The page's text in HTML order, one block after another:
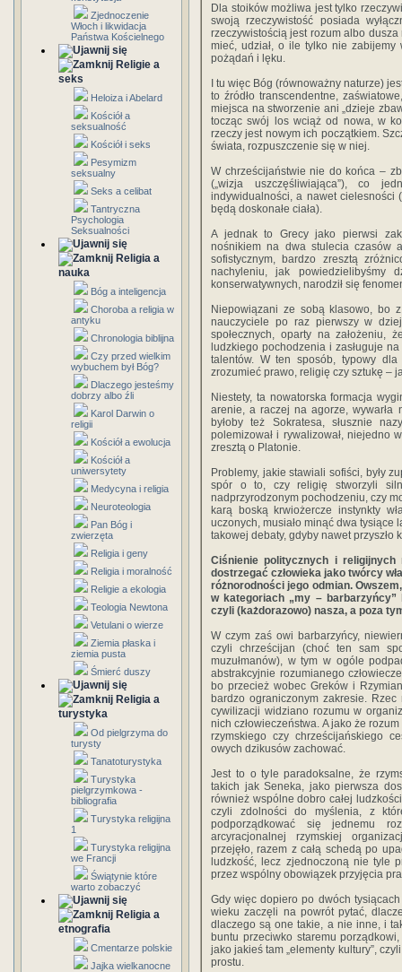
Zjednoczenie
Włoch i likwidacja
Państwa Kościelnego
Religie a
seks
Heloiza i Abelard
Kościół a
seksualność
Kościół i seks
Pesymizm
seksualny
Seks a celibat
Tantryczna
Psychologia
Seksualności
Religia a
nauka
Bóg a inteligencja
Choroba a religia w
antyku
Chronologia biblijna
Czy przed wielkim
wybuchem był Bóg?
Dlaczego jesteśmy
dobrzy albo źli
Karol Darwin o
religii
Kościół a ewolucja
Kościół a
uniwersytety
Medycyna i religia
Neuroteologia
Pan Bóg i
zwierzęta
Religia i geny
Religia i moralność
Religie a ekologia
Teologia Newtona
Vetulani o wierze
Ziemia płaska i
ziemia pusta
Śmierć duszy
Religia a
turystyka
Od pielgrzyma do
turysty
Tanatoturystyka
Turystyka
pielgrzymkowa -
bibliografia
Turystyka religijna
1
Turystyka religijna
we Francji
Świątynie które
warto zobaczyć
Religia a
etnografia
Cmentarze polskie
Jajka wielkanocne
Dla stoików możliwa jest tylko
swoją rzeczywistość posiada
rzeczywistością jest rozum albo
mieć, udział, o ile tylko nie
pożądań i lęku.
I tu więc Bóg (równoważny naturze)
to źródło transcendentne,
miejsca na stworzenie ani „dzieje
tocząc swój los wciąż od nowa, w
rzeczy jest nowym ich początkiem.
świata, rozpuszczenie się w niej.
W chrześcijaństwie nie do końca –
(„wizja uszczęśliwiająca”), co
indywidualności, a nawet cielesności
będą doskonałe ciała).
A jednak to Grecy jako pierwsi
nośnikiem na dwa stulecia czasów
sofistycznym, bardzo zresztą
nachyleniu, jak powiedzielibyśmy
konserwatywnych, narodził się
Niepowiązani ze sobą klasowo, bo
nauczyciele po raz pierwszy w
społecznych, oparty na założeniu,
ludzkiego pochodzenia i zasługuje
talentów. W ten sposób, typowy
zrozumieć prawo, religię czy sztukę –
Niestety, ta nowatorska formacja
arenie, a raczej na agorze, wywarła
byłoby też Sokratesa, słusznie
polemizował i rywalizował, niejedno
zresztą o Platonie.
Problemy, jakie stawiali sofiści, były
spór o to, czy religię stworzyli
nadprzyrodzonym pochodzeniu, czy
karą boską krwiożercze instynkty
uczonych, musiało minąć dwa tysiące
takowej debaty, gdyby nawet przyszło
Ciśnienie politycznych i religijnych
dostrzegać człowieka jako twórcy
różnorodności jego odmian.
w kategoriach „my – barbarzyńcy”
czyli (każdorazowo) nasza, a poza
W czym zaś owi barbarzyńcy,
czyli chrześcijan (choć ten sam
muzułmanów), w tym w ogóle
abstrakcyjnie rozumianego
bo przecież wobec Greków i
bardzo ograniczonym zakresie.
cywilizacji widziano rozumu w
nich człowieczeństwa. A jako że
rzymskiego czy chrześcijańskiego
owych dzikusów zachować.
Jest to o tyle paradoksalne, że
takich jak Seneka, jako pierwsza
również wspólne dobro całej
czyli zdolności do myślenia, z
podporządkować się jednemu
arcyracjonalnej rzymskiej
przejęło, razem z całą schedą po
ludzkość, lecz zjednoczoną nie tyle
przez wspólny obowiązek przyjęcia
Gdy więc dopiero po dwóch
wieku zaczęli na powrót pytać,
dlaczego są one takie, a nie inne, i
buntu przeciwko staremu
jako jakieś tam „elementy kultury”,
prostu.